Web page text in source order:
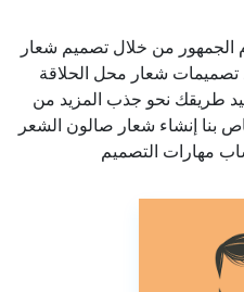
الجمهور من خلال تصميم شعار
شعار محل الحلاقة
طريقك نحو جذب المزيد من
بنا إنشاء شعار صالون الشعر